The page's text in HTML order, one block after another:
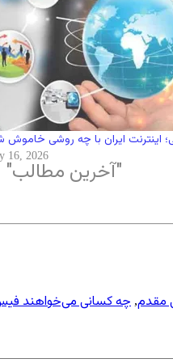
اینترنت ایران با چه روشی خاموش
16, 2026
In "آخرین مطالب"
مقدم, چه کسانی می‌خواهند